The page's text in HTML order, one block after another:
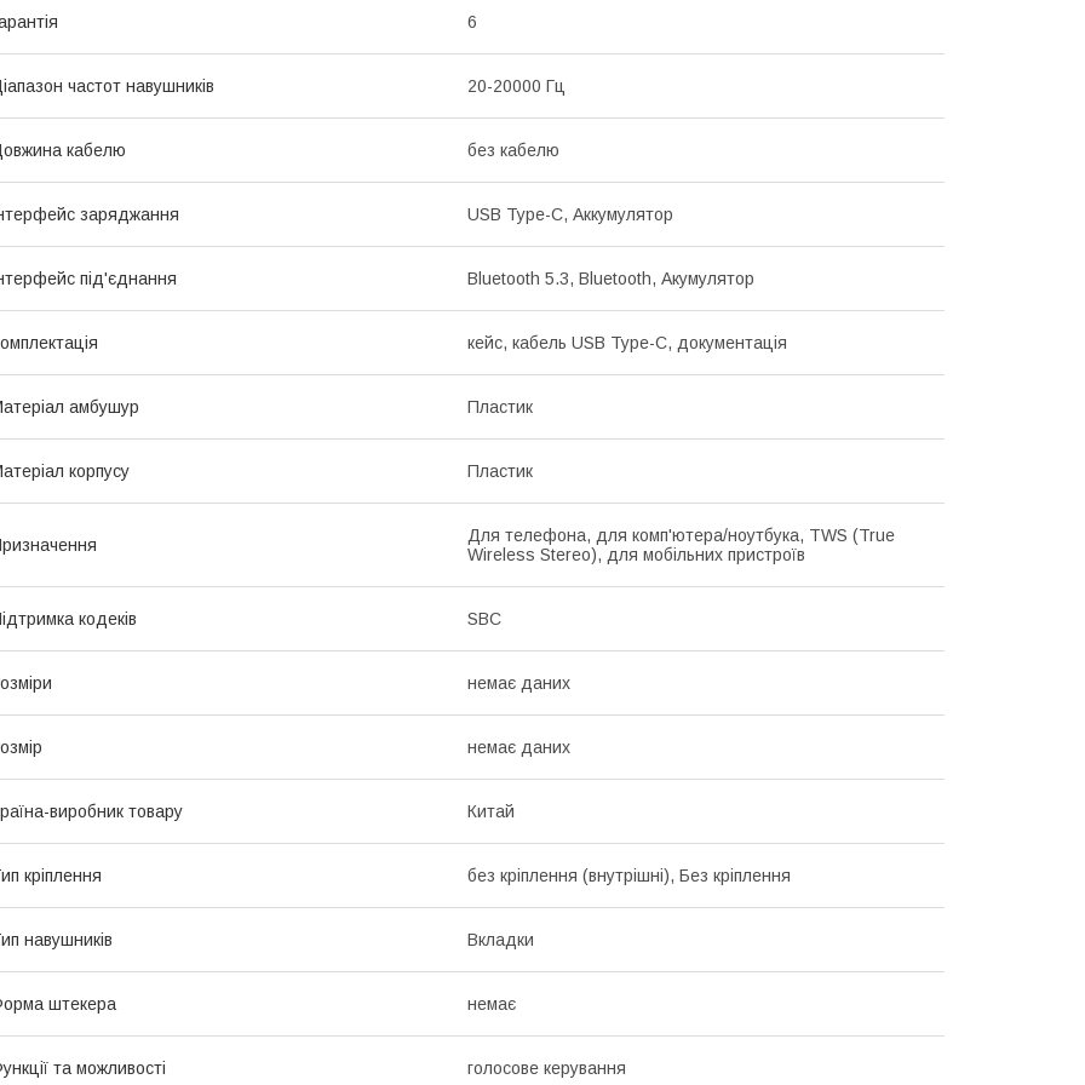
6
частот навушників 20-20000 Гц
кабелю без кабелю
заряджання USB Type-C, Аккумулятор
під'єднання Bluetooth 5.3, Bluetooth, Акумулятор
кейс, кабель USB Type-C, документація
амбушур Пластик
корпусу Пластик
Для телефона, для комп'ютера/ноутбука, TWS (True
Wireless Stereo), для мобільних пристроїв
кодеків SBC
немає даних
немає даних
виробник товару Китай
кріплення без кріплення (внутрішні), Без кріплення
навушників Вкладки
штекера немає
та можливості голосове керування